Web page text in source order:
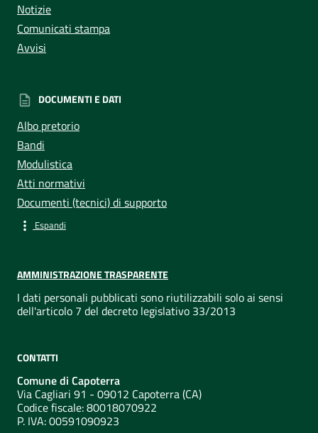
Notizie
Comunicati stampa
Avvisi
DOCUMENTI E DATI
Albo pretorio
Bandi
Modulistica
Atti normativi
Documenti (tecnici) di supporto
Espandi
AMMINISTRAZIONE TRASPARENTE
I dati personali pubblicati sono riutilizzabili solo ai sensi
dell'articolo 7 del decreto legislativo 33/2013
CONTATTI
Comune di Capoterra
Via Cagliari 91 - 09012 Capoterra (CA)
Codice fiscale: 80018070922
P. IVA:00591090923